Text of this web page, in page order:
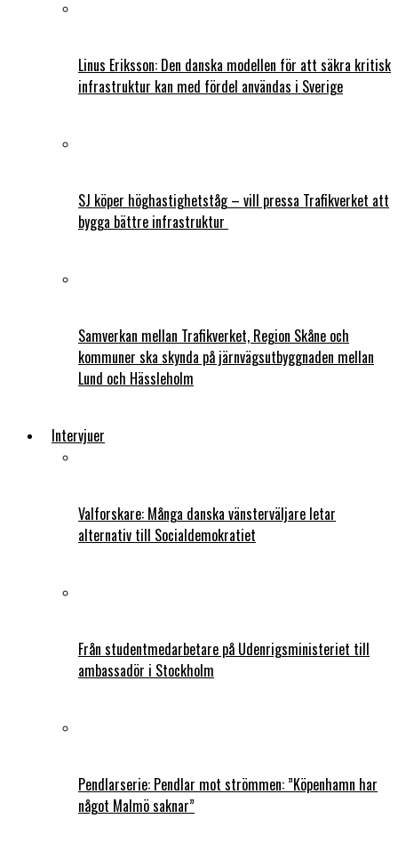
Linus Eriksson: Den danska modellen för att säkra kritisk
infrastruktur kan med fördel användas i Sverige
SJ köper höghastighetståg – vill pressa Trafikverket att
bygga bättre infrastruktur
Samverkan mellan Trafikverket, Region Skåne och
kommuner ska skynda på järnvägsutbyggnaden mellan
Lund och Hässleholm
Intervjuer
Valforskare: Många danska vänsterväljare letar
alternativ till Socialdemokratiet
Från studentmedarbetare på Udenrigsministeriet till
ambassadör i Stockholm
Pendlarserie: Pendlar mot strömmen: ”Köpenhamn har
något Malmö saknar”